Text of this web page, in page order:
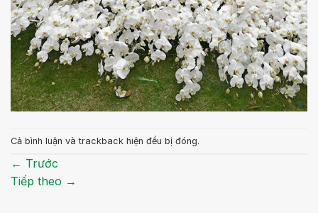
Cả bình luận và trackback hiện đều bị đóng.
← Trước
Tiếp theo →